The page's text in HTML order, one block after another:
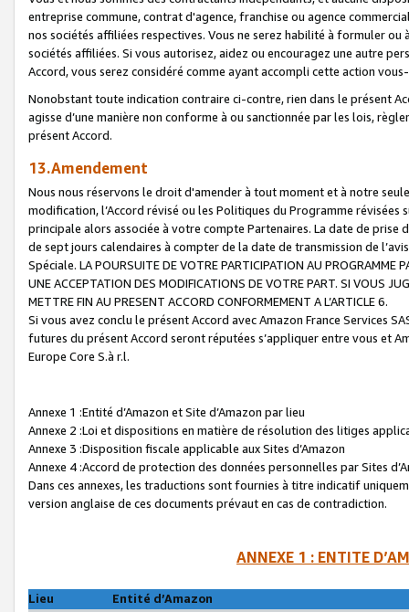
entreprise commune, contrat d'agence, franchise ou agence
nos sociétés affiliées respectives. Vous ne serez habilité à formuler
sociétés affiliées. Si vous autorisez, aidez ou encouragez une autre
Accord, vous serez considéré comme ayant accompli cette action
Nonobstant toute indication contraire ci-contre, rien dans le présent
agisse d’une manière non conforme à ou sanctionnée par les lois,
présent Accord.
13.Amendement
Nous nous réservons le droit d'amender à tout moment et à notre
modification, l’Accord révisé ou les Politiques du Programme
principale alors associée à votre compte Partenaires. La date de
de sept jours calendaires à compter de la date de transmission de
Spéciale. LA POURSUITE DE VOTRE PARTICIPATION AU PROGRAMME
UNE ACCEPTATION DES MODIFICATIONS DE VOTRE PART. SI VOUS
METTRE FIN AU PRESENT ACCORD CONFORMEMENT A L’ARTICLE 6.
Si vous avez conclu le présent Accord avec Amazon France Services
futures du présent Accord seront réputées s’appliquer entre vous et
Europe Core S.à r.l.
Annexe 1 :Entité d’Amazon et Site d’Amazon par lieu
Annexe 2 :Loi et dispositions en matière de résolution des litiges
Annexe 3 :Disposition fiscale applicable aux Sites d’Amazon
Annexe 4 :Accord de protection des données personnelles par Sites
Dans ces annexes, les traductions sont fournies à titre indicatif
version anglaise de ces documents prévaut en cas de contradiction.
ANNEXE 1 : ENTITE
Lieu
Entité d’Amazon